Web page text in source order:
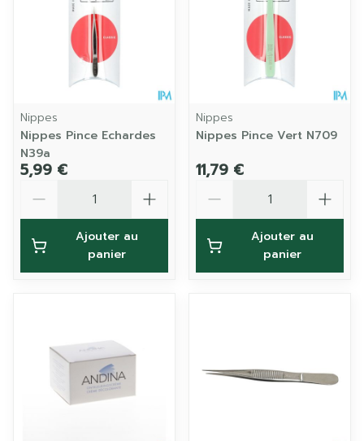
Nippes
Nippes Pince Echardes
N39a
5,99 €
Ajouter au
panier
Nippes
Nippes Pince Vert N709
11,79 €
Ajouter au
panier